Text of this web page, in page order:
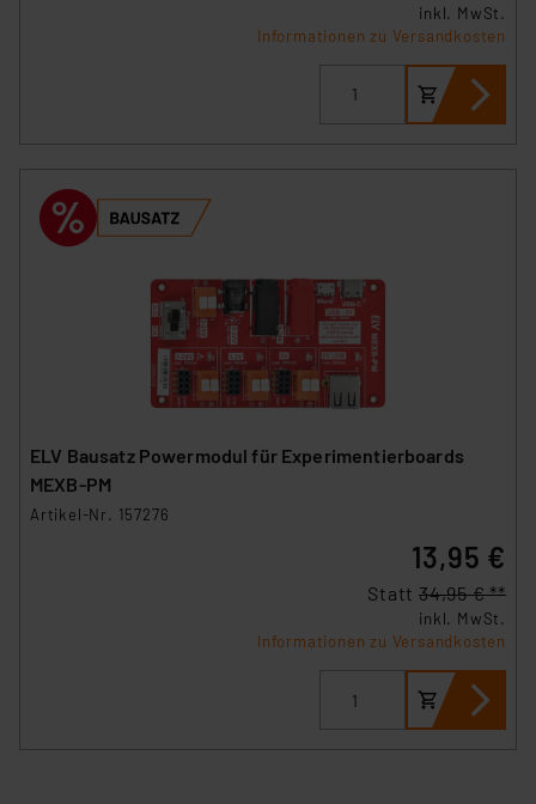
insbesondere der Art der übermittelten Daten,
inkl. MwSt.
Informationen zu Versandkosten
ELV Bausatz Powermodul für Experimentierboards
MEXB-PM
Artikel-Nr. 157276
13,95 €
Statt 34,95 € **
inkl. MwSt.
Informationen zu Versandkosten